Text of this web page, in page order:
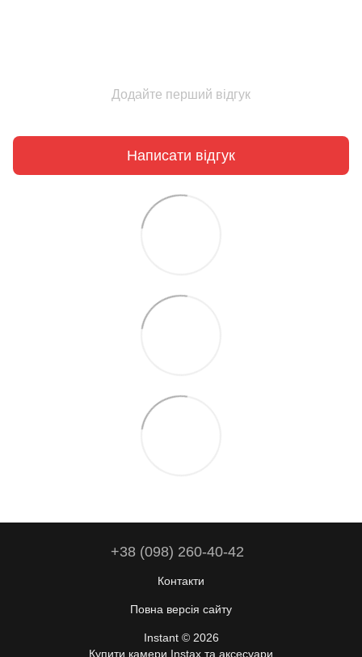
Додайте перший відгук
Написати відгук
+38 (098) 260-40-42
Контакти
Повна версія сайту
Instant © 2026
Купити камери Instax та аксесуари